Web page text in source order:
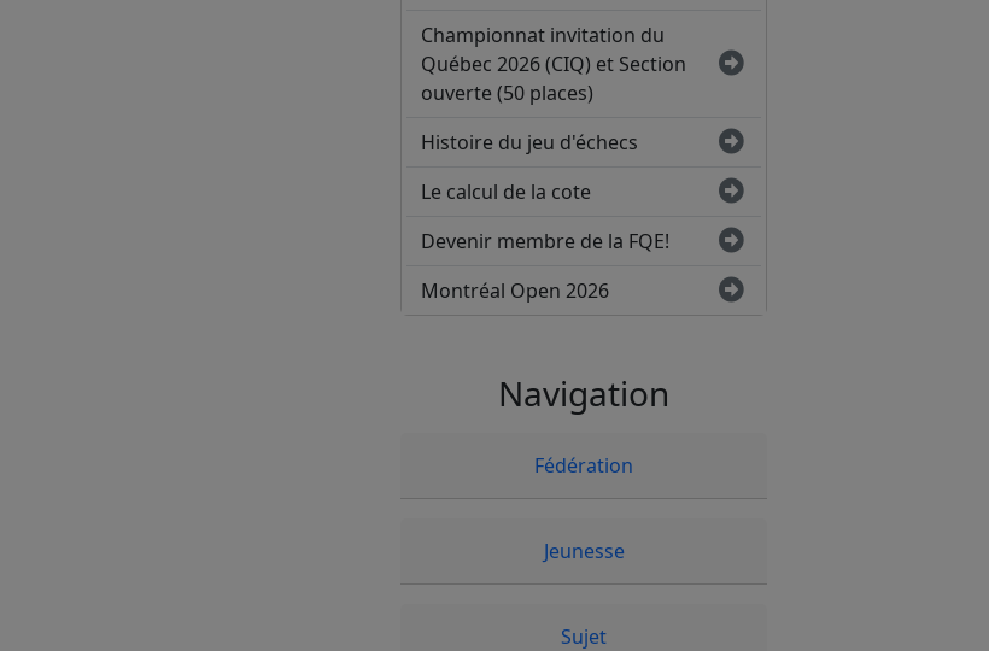
Championnat invitation du
Québec 2026 (CIQ) et Section
ouverte (50 places)
Histoire du jeu d'échecs
Le calcul de la cote
Devenir membre de la FQE!
Montréal Open 2026
Navigation
Fédération
Jeunesse
Sujet